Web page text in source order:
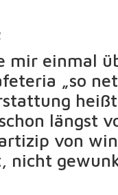
mir einmal
„so
längst
von
nicht